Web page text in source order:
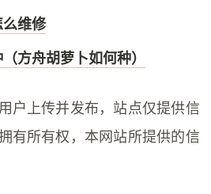
维修
方舟胡萝卜如何种）
户上传并发布，站点仅提供信
有所有权，本网站所提供的信